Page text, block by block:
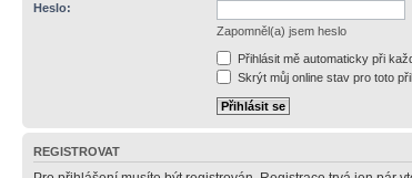
Heslo:
Zapomněl(a) jsem heslo
Přihlásit mě automaticky při
Skrýt můj online stav pro toto
REGISTROVAT